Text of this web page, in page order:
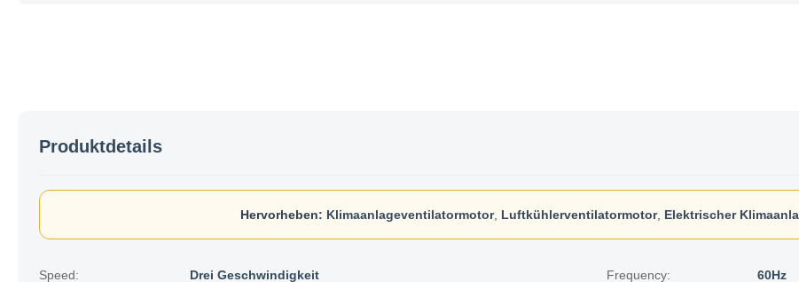
Produktdetails
Hervorheben: Klimaanlageventilatormotor, Luftkühlerventilatormotor, Elektrischer
Speed: Drei Geschwindigkeit Frequency: 60Hz